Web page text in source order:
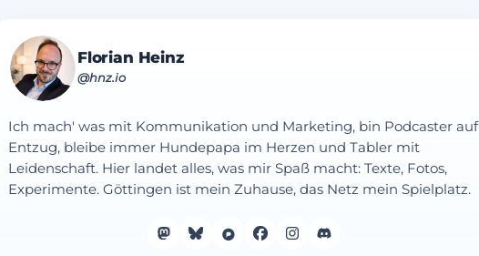
Florian Heinz
@hnz.io
Ich mach' was mit Kommunikation und Marketing, bin Podcaster auf
Entzug, bleibe immer Hundepapa im Herzen und Tabler mit
Leidenschaft. Hier landet alles, was mir Spaß macht: Texte, Fotos,
Experimente. Göttingen ist mein Zuhause, das Netz mein Spielplatz.